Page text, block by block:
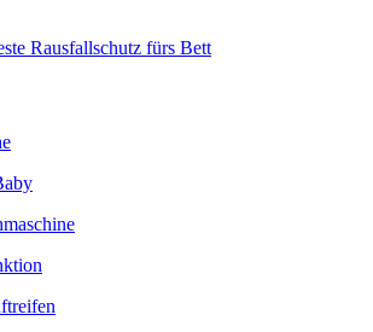
Rausfallschutz fürs Bett